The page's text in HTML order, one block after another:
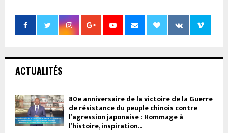
ACTUALITÉS
80e anniversaire de la victoire de la Guerre
de résistance du peuple chinois contre
l’agression japonaise : Hommage à
l’histoire, inspiration...